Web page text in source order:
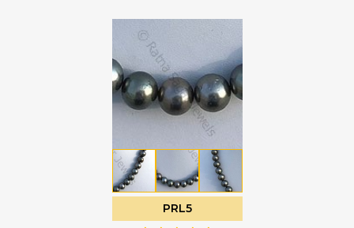
PRL5